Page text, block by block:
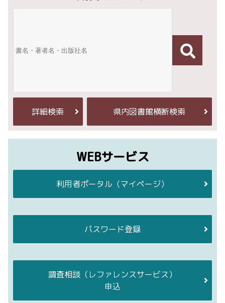
詳細検索 県内図書館横断検索
WEBサービス
利用者ポータル （マイページ）
パスワード登録
調査相談 （レファレンスサービス）
申込